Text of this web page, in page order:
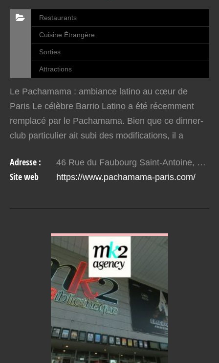
Restaurants
Cuisine Étrangère
Sorties
Attractions
Le Pachamama : ambiance latino au cœur de
Paris Le célèbre Barrio Latino a été récemment
remplacé par le Pachamama. Bien que ce dinner-
club particulier ait subi des modifications, il a
américaine.…
Adresse : 46 Rue du Faubourg Saint-Antoine, 75012 Paris, France
Site web https://www.pachamama-paris.com/